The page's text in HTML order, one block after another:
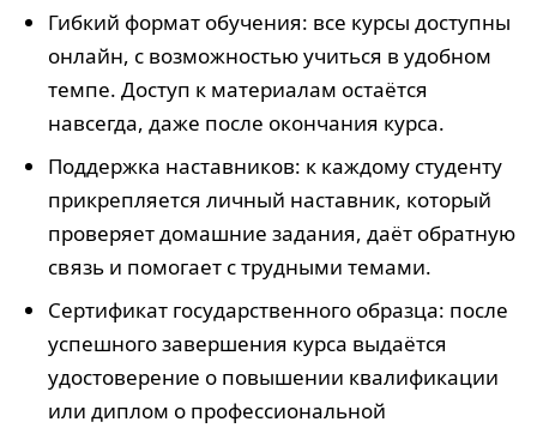
Гибкий формат обучения: все курсы доступны
онлайн, с возможностью учиться в удобном
темпе. Доступ к материалам остаётся
навсегда, даже после окончания курса.
Поддержка наставников: к каждому студенту
прикрепляется личный наставник, который
проверяет домашние задания, даёт обратную
связь и помогает с трудными темами.
Сертификат государственного образца: после
успешного завершения курса выдаётся
удостоверение о повышении квалификации
или диплом о профессиональной